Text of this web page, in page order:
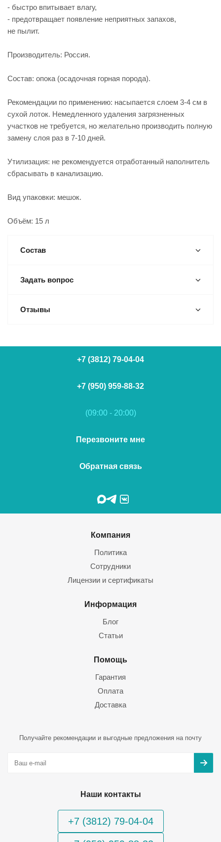
- быстро впитывает влагу,
- предотвращает появление неприятных запахов,
не пылит.
Производитель: Россия.
Состав: опока (осадочная горная порода).
Рекомендации по применению: насыпается слоем 3-4 см в
сухой лоток. Немедленного удаления загрязненных
участков не требуется, но желательно производить полную
замену слоя раз в 7-10 дней.
Утилизация: не рекомендуется отработанный наполнитель
сбрасывать в канализацию.
Вид упаковки: мешок.
Объём: 15 л
Состав
Задать вопрос
Отзывы
+7 (3812) 79-04-04
+7 (950) 959-88-32
(09:00 - 20:00)
Перезвоните мне
Обратная связь
Компания
Политика
Сотрудники
Лицензии и сертификаты
Информация
Блог
Статьи
Помощь
Гарантия
Оплата
Доставка
Получайте рекомендации и выгодные предложения на почту
Наши контакты
+7 (3812) 79-04-04